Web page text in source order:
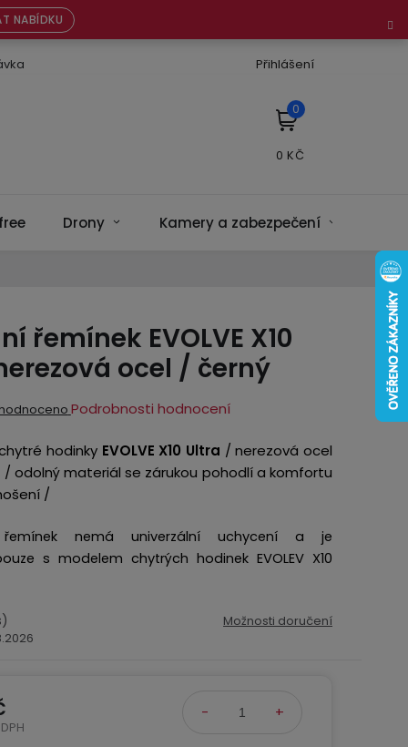
NABÍDKU
Přihlášení
NÁKUPNÍ
KOŠÍK
Drony Kamery a zabezpečení
řemínek EVOLVE X10
ocel / černý
Podrobnosti hodnocení
hodinky EVOLVE X10 Ultra / nerezová ocel
/ odolný materiál se zárukou pohodlí a komfortu
/
nemá univerzální uchycení a je
s modelem chytrých hodinek EVOLEV X10
Možnosti doručení